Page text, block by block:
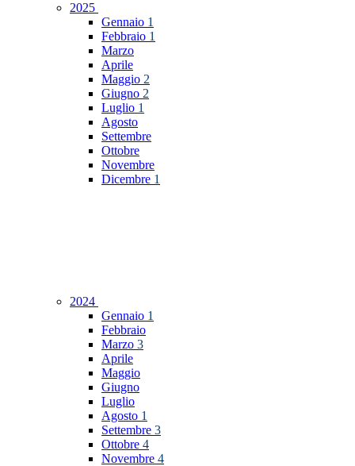
2025
Gennaio 1
Febbraio 1
Marzo
Aprile
Maggio 2
Giugno 2
Luglio 1
Agosto
Settembre
Ottobre
Novembre
Dicembre 1
2024
Gennaio 1
Febbraio
Marzo 3
Aprile
Maggio
Giugno
Luglio
Agosto 1
Settembre 3
Ottobre 4
Novembre 4